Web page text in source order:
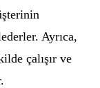
Ayrıca,
çalışır ve